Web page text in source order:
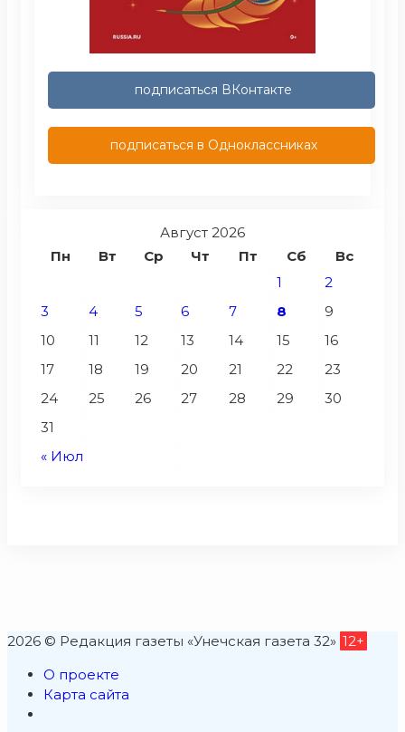
подписаться ВКонтакте
подписаться в Одноклассниках
Август 2026
Пн
Вт Ср Чт Пт Сб Вс
« Июл
1
2
3
4 5 6 7 8
9
10
11 12 13 14 15
16
17
18 19 20 21 22
23
24
25 26 27 28 29
30
31
2026 © Редакция газеты «Унечская газета 32» 12+
О проекте
Карта сайта